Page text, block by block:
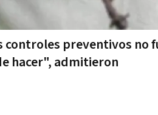
controles preventivos no
hacer", admitieron